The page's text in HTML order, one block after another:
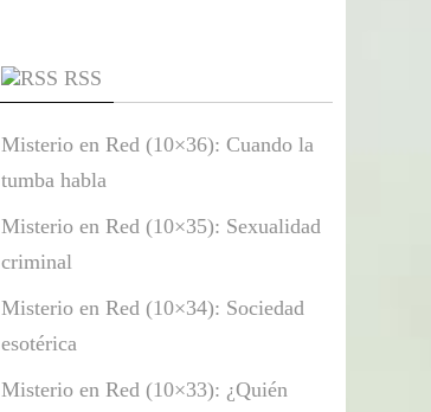
RSS
Misterio en Red (10×36): Cuando la
tumba habla
Misterio en Red (10×35): Sexualidad
criminal
Misterio en Red (10×34): Sociedad
esotérica
Misterio en Red (10×33): ¿Quién